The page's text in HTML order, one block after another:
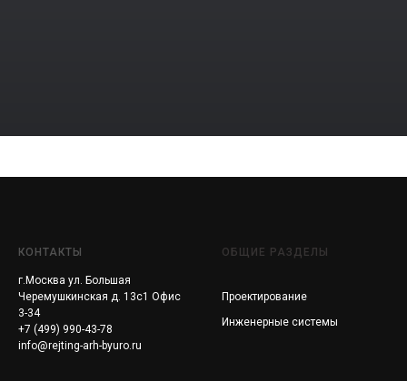
КОНТАКТЫ
г.Москва ул. Большая
Черемушкинская д. 13с1 Офис
3-34
+7 (499) 990-43-78
info@rejting-arh-byuro.ru
ОБЩИЕ РАЗДЕЛЫ
Проектирование
Инженерные системы